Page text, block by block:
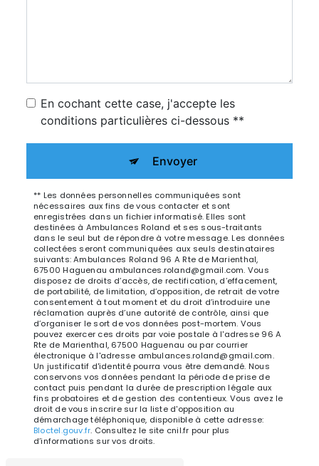
En cochant cette case, j'accepte les
conditions particulières ci-dessous **
Envoyer
** Les données personnelles communiquées sont
nécessaires aux fins de vous contacter et sont
enregistrées dans un fichier informatisé. Elles sont
destinées à Ambulances Roland et ses sous-traitants
dans le seul but de répondre à votre message. Les données
collectées seront communiquées aux seuls destinataires
suivants: Ambulances Roland 96 A Rte de Marienthal,
67500 Haguenau ambulances.roland@gmail.com. Vous
disposez de droits d’accès, de rectification, d’effacement,
de portabilité, de limitation, d’opposition, de retrait de votre
consentement à tout moment et du droit d’introduire une
réclamation auprès d’une autorité de contrôle, ainsi que
d’organiser le sort de vos données post-mortem. Vous
pouvez exercer ces droits par voie postale à l'adresse 96 A
Rte de Marienthal, 67500 Haguenau ou par courrier
électronique à l'adresse ambulances.roland@gmail.com.
Un justificatif d'identité pourra vous être demandé. Nous
conservons vos données pendant la période de prise de
contact puis pendant la durée de prescription légale aux
fins probatoires et de gestion des contentieux. Vous avez le
droit de vous inscrire sur la liste d'opposition au
démarchage téléphonique, disponible à cette adresse:
Bloctel.gouv.fr. Consultez le site cnil.fr pour plus
d’informations sur vos droits.